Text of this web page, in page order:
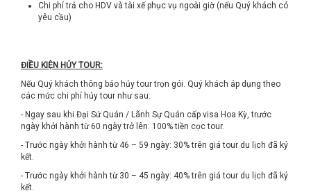
Chi phí trả cho HDV và tài xế phục vụ ngoài giờ (nếu Quý khách có
yêu cầu)
ĐIỀU KIỆN HỦY TOUR:
Nếu Quý khách thông báo hủy tour trọn gói. Quý khách áp dụng theo
các mức chi phí hủy tour như sau:
- Ngay sau khi Đại Sứ Quán / Lãnh Sự Quán cấp visa Hoa Kỳ, trước
ngày khởi hành từ 60 ngày trở lên: 100% tiền cọc tour.
- Trước ngày khởi hành từ 46 – 59 ngày: 30% trên giá tour du lịch đã ký
kết.
- Trước ngày khởi hành từ 30 – 45 ngày: 40% trên giá tour du lịch đã ký
kết.